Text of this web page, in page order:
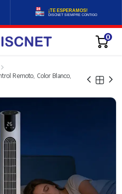
¡TE ESPERAMOS!
DISCNET SIEMPRE CONTIGO
0
Remoto, Color Blanco,